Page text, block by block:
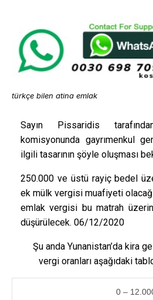
türkçe bilen atina emlak
Sayın Pissaridis
komisyonunda gayrımenkul
ilgili tasarının şöyle oluşması
250.000 ve üstü rayiç bedel
ek mülk vergisi muafiyeti
emlak vergisi bu matrah
düşürülecek. 06/12/2020
Şu anda Yunanistan’da kira
vergi oranları aşağıdaki
0 –